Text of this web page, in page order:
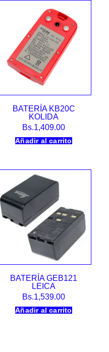
BATERÍA KB20C
KOLIDA
Bs.1,409.00
Añadir al carrito
BATERÍA GEB121
LEICA
Bs.1,539.00
Añadir al carrito